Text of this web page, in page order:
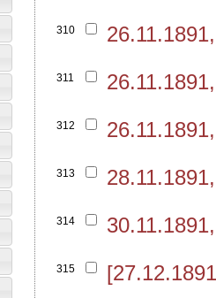
310
311
312
313
314
315